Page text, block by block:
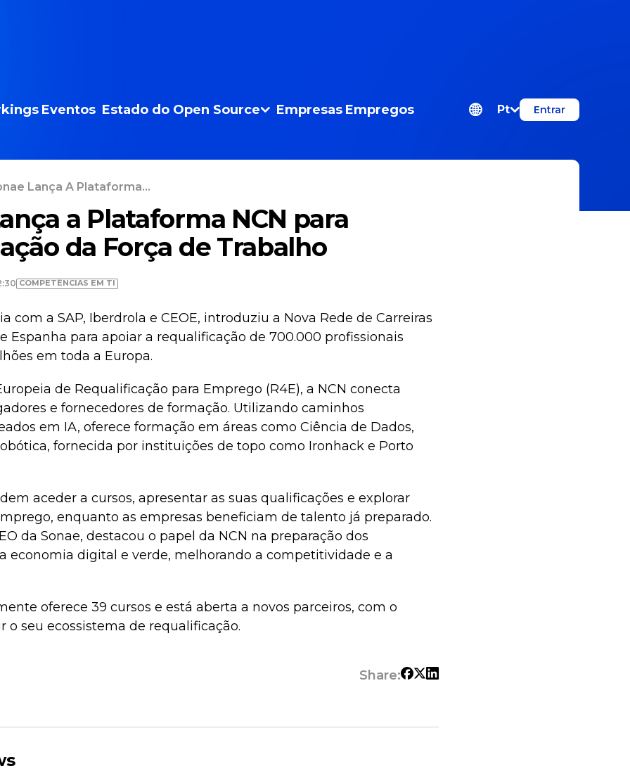
Eventos Estado do Open Source Empresas Empregos Pt Entrar
Lança A Plataforma...
a Plataforma NCN para
da Força de Trabalho
COMPETÊNCIAS EM TI
com a SAP, Iberdrola e CEOE, introduziu a Nova Rede de Carreiras
Espanha para apoiar a requalificação de 700.000 profissionais
em toda a Europa.
de Requalificação para Emprego (R4E), a NCN conecta
e fornecedores de formação. Utilizando caminhos
em IA, oferece formação em áreas como Ciência de Dados,
fornecida por instituições de topo como Ironhack e Porto
aceder a cursos, apresentar as suas qualificações e explorar
enquanto as empresas beneficiam de talento já preparado.
da Sonae, destacou o papel da NCN na preparação dos
economia digital e verde, melhorando a competitividade e a
oferece 39 cursos e está aberta a novos parceiros, com o
o seu ecossistema de requalificação.
Share: